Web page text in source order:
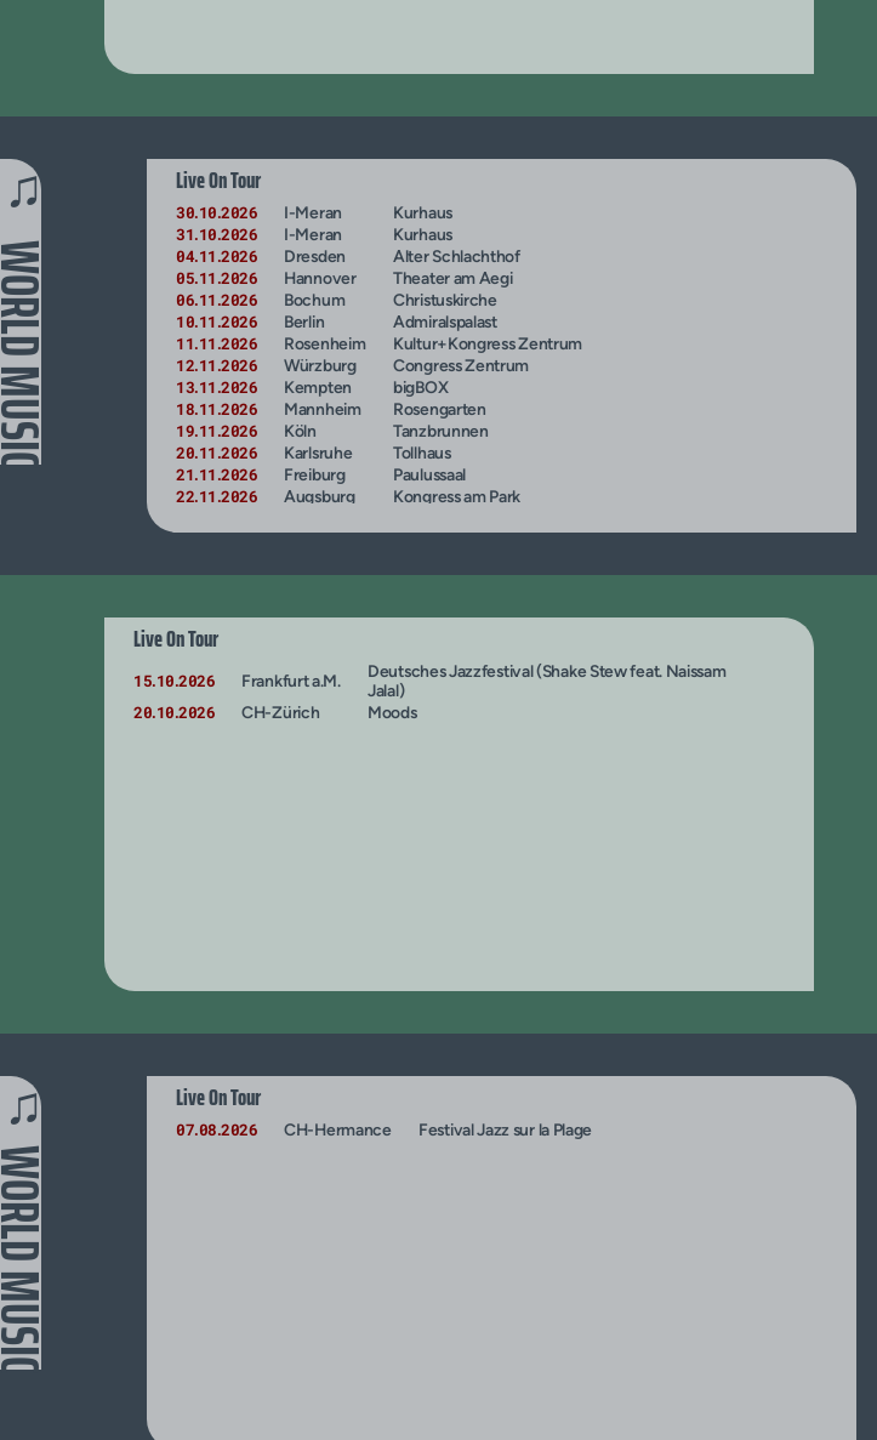
♫
WORLD MUSIC
Live On Tour
30.10.2026 I-Meran
Kurhaus
31.10.2026 I-Meran
Kurhaus
04.11 .2026 Dresden
Alter Schlachthof
05.11 .2026 Hannover
Theater am Aegi
06.11 .2026 Bochum
Christuskirche
10.11 .2026 Berlin
Admiralspalast
11.11 .2026 Rosenheim
Kultur+Kongress Zentrum
12.11 .2026 Würzburg
Congress Zentrum
13.11 .2026 Kempten
bigBOX
18.11 .2026 Mannheim
Rosengarten
19.11 .2026 Köln
Tanzbrunnen
20.11 .2026 Karlsruhe
Tollhaus
21.11 .2026 Freiburg
Paulussaal
22.11 .2026 Augsburg
Kongress am Park
Live On Tour
15.10.2026 Frankfurt a.M.
Deutsches Jazzfestival (Shake Stew feat. Naissam
Jalal)
20.10.2026 CH-Zürich Moods
♫
WORLD MUSIC
Live On Tour
07.08.2026 CH-Hermance Festival Jazz sur la Plage